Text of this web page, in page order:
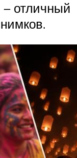
отличный